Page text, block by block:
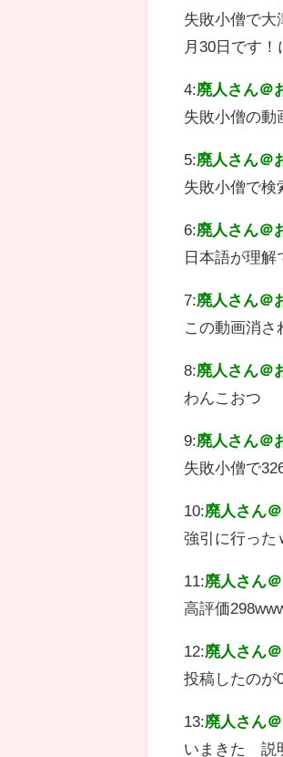
失敗小僧で大
月30日です
4:廃人さん＠
失敗小僧の動
5:廃人さん＠
失敗小僧で検
6:廃人さん＠
日本語が理
7:廃人さん＠
この動画消さ
8:廃人さん＠
わんこおつ
9:廃人さん＠
失敗小僧で
10:廃人さん
強引に行った
11:廃人さん
高評価
12:廃人さん
投稿したのが
13:廃人さん
いまきた 説